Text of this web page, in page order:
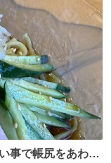
事で帳尻をあわせ